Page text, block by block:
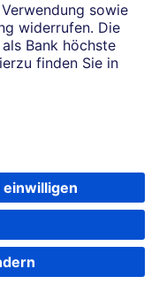
Bank die Rede ist, bezieht